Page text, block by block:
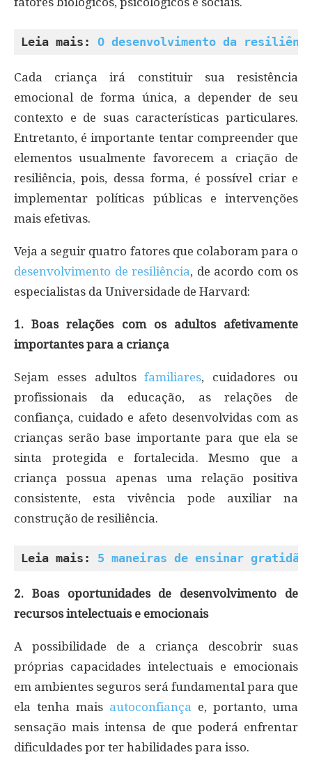
Leia mais: O desenvolvimento da
Cada criança irá constituir sua resistência
emocional de forma única, a depender de seu
contexto e de suas características particulares.
Entretanto, é importante tentar compreender que
elementos usualmente favorecem a criação de
resiliência, pois, dessa forma, é possível criar e
implementar políticas públicas e intervenções
mais efetivas.
Veja a seguir quatro fatores que colaboram para o
desenvolvimento de resiliência, de acordo com os
especialistas da Universidade de Harvard:
1. Boas relações com os adultos afetivamente
importantes para a criança
Sejam esses adultosfamiliares, cuidadores ou
profissionais da educação, as relações de
confiança, cuidado e afeto desenvolvidas com as
crianças serão base importante para que ela se
sinta protegida e fortalecida. Mesmo que a
criança possua apenas uma relação positiva
consistente, esta vivência pode auxiliar na
construção de resiliência.
Leia mais: 5 maneiras de ensinar
2. Boas oportunidades de desenvolvimento de
recursos intelectuais e emocionais
A possibilidade de a criança descobrir suas
próprias capacidades intelectuais e emocionais
em ambientes seguros será fundamental para que
ela tenha mais autoconfiança e, portanto, uma
sensação mais intensa de que poderá enfrentar
dificuldades por ter habilidades para isso.